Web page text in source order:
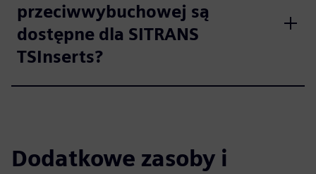
przeciwwybuchowej są
dostępne dla SITRANS
TSInserts?
Dodatkowe zasoby i